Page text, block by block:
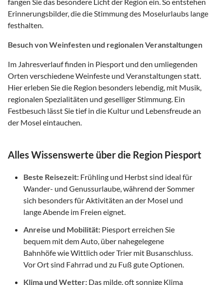
Erinnerungsbilder, die die Stimmung des Moselurlaubs lange
festhalten.
Besuch von Weinfesten und regionalen Veranstaltungen
Im Jahresverlauf finden in Piesport und den umliegenden
Orten verschiedene Weinfeste und Veranstaltungen statt.
Hier erleben Sie die Region besonders lebendig, mit Musik,
regionalen Spezialitäten und geselliger Stimmung. Ein
Festbesuch lässt Sie tief in die Kultur und Lebensfreude an
der Mosel eintauchen.
Alles Wissenswerte über die Region Piesport
Beste Reisezeit: Frühling und Herbst sind ideal für
Wander- und Genussurlaube, während der Sommer
sich besonders für Aktivitäten an der Mosel und
lange Abende im Freien eignet.
Anreise und Mobilität: Piesport erreichen Sie
bequem mit dem Auto, über nahegelegene
Bahnhöfe wie Wittlich oder Trier mit Busanschluss.
Vor Ort sind Fahrrad und zu Fuß gute Optionen.
Klima und Wetter: Das milde, oft sonnige Klima